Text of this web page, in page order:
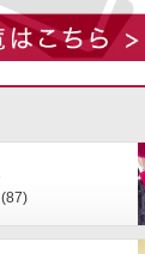
(87)